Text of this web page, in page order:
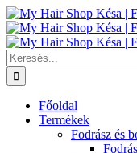
Kihagyás
Keresés...
Főoldal
Termékek
Fodrász és